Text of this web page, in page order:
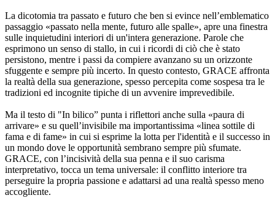
La dicotomia tra passato e futuro che ben si evince nell’emblematico
passaggio «passato nella mente, futuro alle spalle», apre una finestra
sulle inquietudini interiori di un'intera generazione. Parole che
esprimono un senso di stallo, in cui i ricordi di ciò che è stato
persistono, mentre i passi da compiere avanzano su un orizzonte
sfuggente e sempre più incerto. In questo contesto, GRACE affronta
la realtà della sua generazione, spesso percepita come sospesa tra le
tradizioni ed incognite tipiche di un avvenire imprevedibile.
Ma il testo di "In bilico” punta i riflettori anche sulla «paura di
arrivare» e su quell’invisibile ma importantissima «linea sottile di
fama e di fame» in cui si esprime la lotta per l'identità e il successo in
un mondo dove le opportunità sembrano sempre più sfumate.
GRACE, con l’incisività della sua penna e il suo carisma
interpretativo, tocca un tema universale: il conflitto interiore tra
perseguire la propria passione e adattarsi ad una realtà spesso meno
accogliente.